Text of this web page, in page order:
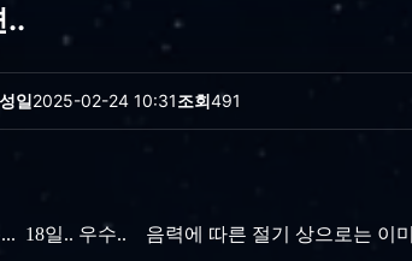
..
일2025-02-24 10:31조회491
18일.. 우수.. 음력에 따른 절기 상으로는 이